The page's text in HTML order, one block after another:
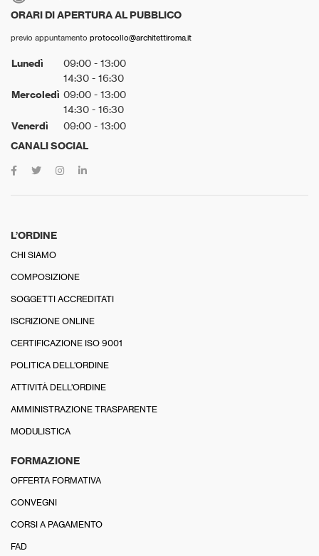
ORARI DI APERTURA AL PUBBLICO
previo appuntamento protocollo@architettiroma.it
Lunedì
09:00 - 13:00
14:30 - 16:30
Mercoledì 09:00 - 13:00
14:30 - 16:30
Venerdì 09:00 - 13:00
CANALI SOCIAL
L’ORDINE
CHI SIAMO
COMPOSIZIONE
SOGGETTI ACCREDITATI
ISCRIZIONE ONLINE
CERTIFICAZIONE ISO 9001
POLITICA DELL’ORDINE
ATTIVITÀ DELL’ORDINE
AMMINISTRAZIONE TRASPARENTE
MODULISTICA
FORMAZIONE
OFFERTA FORMATIVA
CONVEGNI
CORSI A PAGAMENTO
FAD